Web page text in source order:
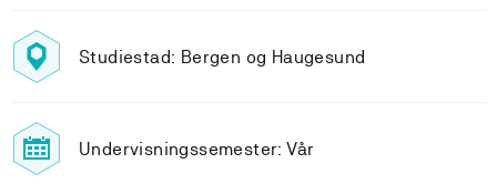
Studiestad: Bergen og Haugesund
Undervisningssemester: Vår